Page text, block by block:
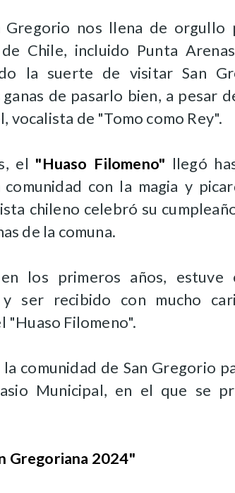
Gregorio nos llena de orgullo
Chile, incluido Punta
la suerte de visitar San
de pasarlo bien, a pesar
de "Tomo como Rey".
el "Huaso Filomeno" llegó
con la magia y
chileno celebró su
de la comuna.
los primeros años, estuve
ser recibido con mucho
"Huaso Filomeno".
comunidad de San Gregorio
Municipal, en el que se
Gregoriana 2024"